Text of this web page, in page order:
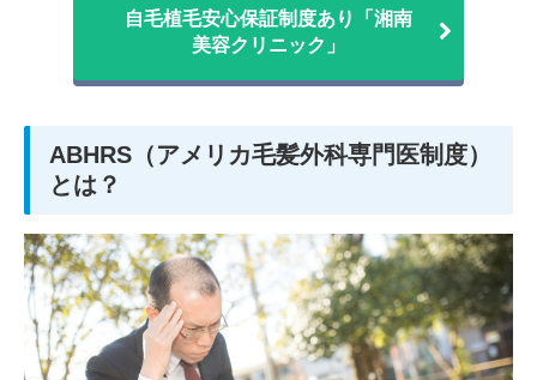
自毛植毛安心保証制度あり「湘南
美容クリニック」
ABHRS（アメリカ毛髪外科専門医制度）
とは？